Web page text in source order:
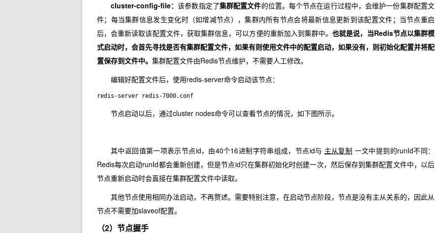
cluster-config-file：该参数指定了集群配置文件的位置。每个节点在运行过程中，会维护一份集群配置文
件；每当集群信息发生变化时（如增减节点），集群内所有节点会将最新信息更新到该配置文件；当节点重启
后，会重新读取该配置文件，获取集群信息，可以方便的重新加入到集群中。也就是说，当Redis节点以集群模
式启动时，会首先寻找是否有集群配置文件，如果有则使用文件中的配置启动，如果没有，则初始化配置并将配
置保存到文件中。 集群配置文件由Redis节点维护，不需要人工修改。
编辑好配置文件后，使用redis-server命令启动该节点：
redis-server redis-7000.conf
节点启动以后，通过cluster nodes命令可以查看节点的情况，如下图所示。
其中返回值第一项表示节点id，由40个16进制字符串组成，节点id与 主从复制 一文中提到的runId不同：
Redis每次启动runId都会重新创建，但是节点id只在集群初始化时创建一次，然后保存到集群配置文件中，以后
节点重新启动时会直接在集群配置文件中读取。
其他节点使用相同办法启动，不再赘述。需要特别注意，在启动节点阶段，节点是没有主从关系的，因此从
节点不需要加slaveof配置。
（2）节点握手